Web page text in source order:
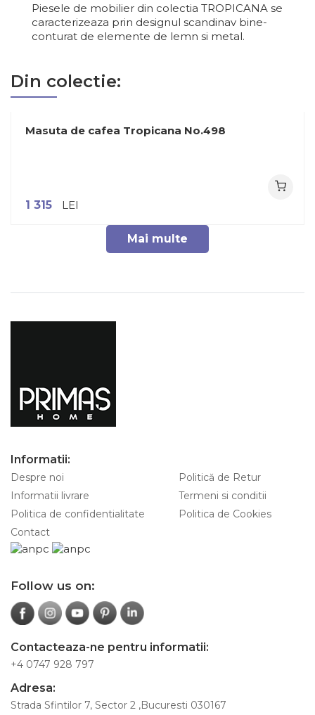
Piesele de mobilier din colectia TROPICANA se
caracterizeaza prin designul scandinav bine-
conturat de elemente de lemn si metal.
Din colectie:
Masuta de cafea Tropicana No.498
1 315 LEI
Mai multe
Informatii:
Despre noi
Politică de Retur
Informatii livrare
Termeni si conditii
Politica de confidentialitate
Politica de Cookies
Contact
Follow us on:
Contacteaza-ne pentru informatii:
+4 0747 928 797
Adresa:
Strada Sfintilor 7, Sector 2 ,Bucuresti 030167